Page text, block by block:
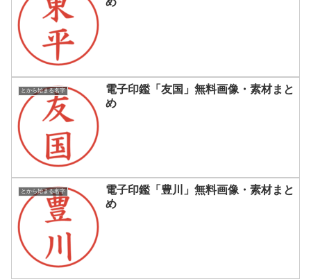
とから始まる名字
電子印鑑「友国」無料画像・素材まと
め
とから始まる名字
電子印鑑「豊川」無料画像・素材まと
め